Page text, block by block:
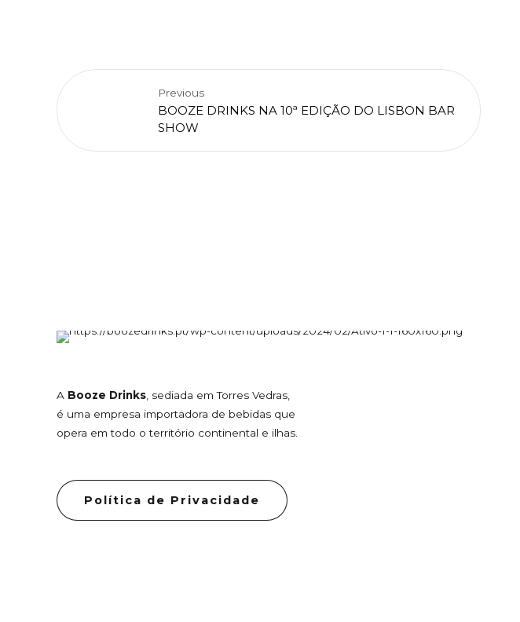
Previous
BOOZE DRINKS NA 10ª EDIÇÃO DO LISBON BAR
SHOW
A Booze Drinks , sediada em Torres Vedras,
é uma empresa importadora de bebidas que
opera em todo o território continental e ilhas.
Política de Privacidade